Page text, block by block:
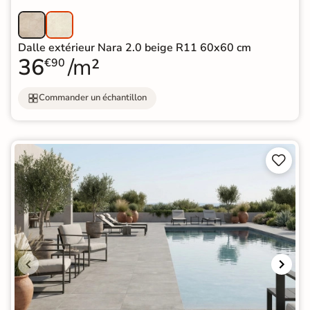
Dalle extérieur Nara 2.0 beige R11 60x60 cm
36€90 /m²
Commander un échantillon

